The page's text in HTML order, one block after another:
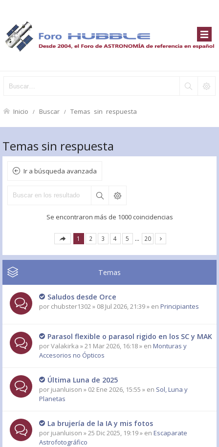
Inicio Buscar Temas sin respuesta
Temas sin respuesta
Ir a búsqueda avanzada
Se encontraron más de 1000 coincidencias
1 2 3 4 5 … 20
Temas
Saludos desde Orce
por chubster1302» 08 Jul 2026, 21:39 » en Principiantes
Parasol flexible o parasol rigido en los SC y MAK
porValakirka » 21 Mar 2026, 16:18 » en Monturas y
Accesorios no Ópticos
Última Luna de 2025
por juanluison » 02 Ene 2026, 15:55 » en Sol, Luna y
Planetas
La brujería de la IA y mis fotos
por juanluison » 25 Dic 2025, 19:19 » en Escaparate
Astrofotográfico